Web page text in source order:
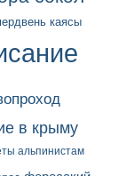
каясы
в крыму
альпинистам